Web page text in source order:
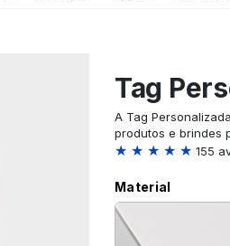
Tag
A Tag
produtos e brindes
★ ★ ★ ★ ★ 155
Material